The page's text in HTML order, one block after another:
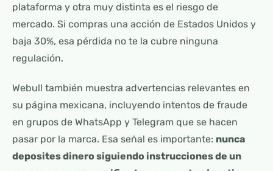
plataforma y otra muy distinta es el riesgo de
mercado. Si compras una acción de Estados Unidos y
baja 30%, esa pérdida no te la cubre ninguna
regulación.
Webull también muestra advertencias relevantes en
su página mexicana, incluyendo intentos de fraude
en grupos de WhatsApp y Telegram que se hacen
pasar por la marca. Esa señal es importante: nunca
deposites dinero siguiendo instrucciones de un